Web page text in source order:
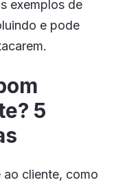
exemplos de
e pode
5
cliente, como